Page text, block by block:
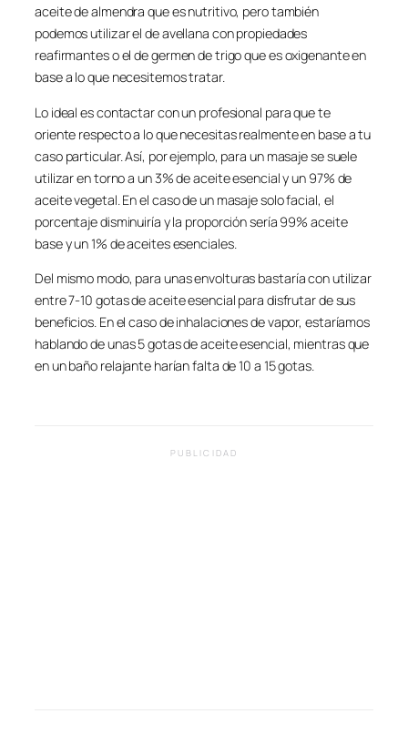
aceite de almendra que es nutritivo, pero también
podemos utilizar el de avellana con propiedades
reafirmantes o el de germen de trigo que es oxigenante en
base a lo que necesitemos tratar.
Lo ideal es contactar con un profesional para que te
oriente respecto a lo que necesitas realmente en base a tu
caso particular. Así, por ejemplo, para un masaje se suele
utilizar en torno a un 3% de aceite esencial y un 97% de
aceite vegetal. En el caso de un masaje solo facial, el
porcentaje disminuiría y la proporción sería 99% aceite
base y un 1% de aceites esenciales.
Del mismo modo, para unas envolturas bastaría con utilizar
entre 7-10 gotas de aceite esencial para disfrutar de sus
beneficios. En el caso de inhalaciones de vapor, estaríamos
hablando de unas 5 gotas de aceite esencial, mientras que
en un baño relajante harían falta de 10 a 15 gotas.
PUBLICIDAD